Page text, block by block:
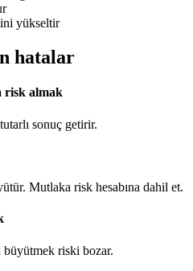
yükseltir
hatalar
risk almak
sonuç getirir.
Mutlaka risk hesabına dahil et.
riski bozar.